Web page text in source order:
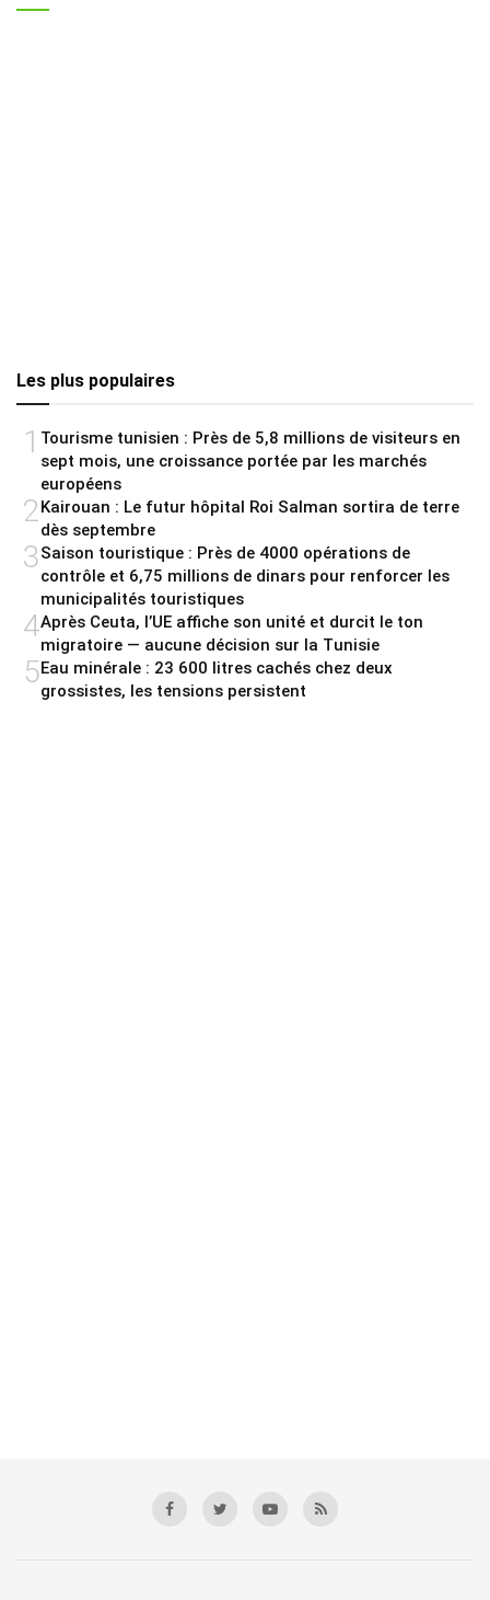
Les plus populaires
1 Tourisme tunisien : Près de 5,8 millions de visiteurs en
sept mois, une croissance portée par les marchés
européens
2 Kairouan : Le futur hôpital Roi Salman sortira de terre
dès septembre
3Saison touristique : Près de 4000 opérations de
contrôle et 6,75 millions de dinars pour renforcer les
municipalités touristiques
4Après Ceuta, l’UE affiche son unité et durcit le ton
migratoire — aucune décision sur la Tunisie
5Eau minérale : 23 600 litres cachés chez deux
grossistes, les tensions persistent